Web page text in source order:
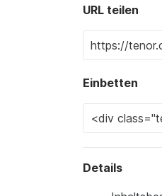
URL teilen
Einbetten
Details